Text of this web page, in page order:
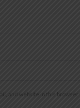
and website in this